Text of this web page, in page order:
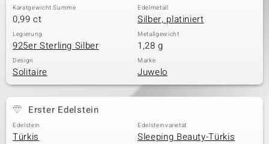
Karatgewicht Summe
0,99 ct
Edelmetall
Silber, platiniert
Legierung
925er Sterling Silber
Metallgewicht
1,28 g
Design
Solitaire
Marke
Juwelo
Erster Edelstein
Edelstein
Türkis
Edelsteinvarietät
Sleeping Beauty-Türkis